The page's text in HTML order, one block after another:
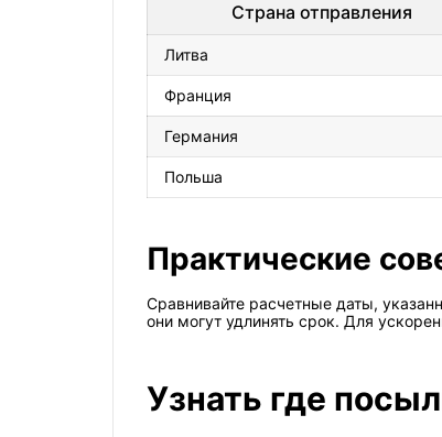
Страна отправления
Литва
Франция
Германия
Польша
Практические
Сравнивайте расчетные даты,
они могут удлинять срок. Для
Узнать где